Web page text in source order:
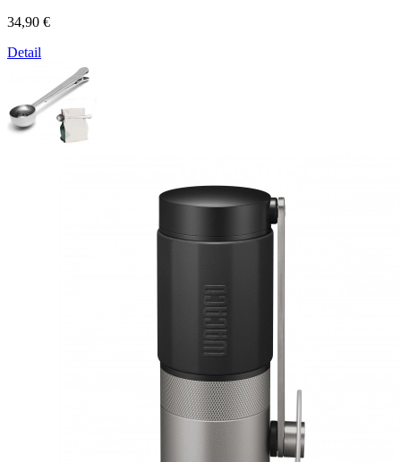
34,90 €
Detail